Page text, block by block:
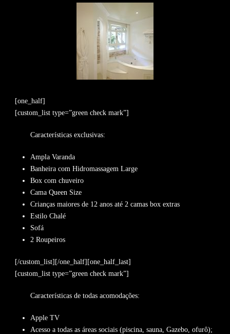
[one_half]
[custom_list type=”green check mark”]
Características exclusivas:
Ampla Varanda
Banheira com Hidromassagem Large
Box com chuveiro
Cama Queen Size
Crianças maiores de 12 anos até 2 camas box extras
Estilo Chalé
Sofá
2 Roupeiros
[/custom_list][/one_half][one_half_last]
[custom_list type=”green check mark”]
Características de todas acomodações:
Apple TV
Acesso a todas as áreas sociais (piscina, sauna, Gazebo, ofurô);